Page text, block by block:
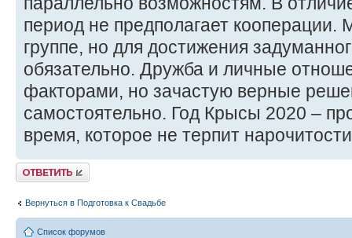
период не предполагает
группе, но для достижения
обязательно. Дружба и личные
факторами, но зачастую верные
самостоятельно. Год Крысы 2020 –
время, которое не терпит
Ответить
Вернуться в Подготовка к Свадьбе
Список форумов